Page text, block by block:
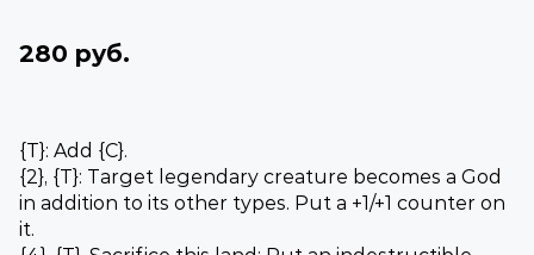
280 руб.
{T}: Add {C}.
{2}, {T}: Target legendary creature becomes a God
in addition to its other types. Put a +1/+1 counter on
it.